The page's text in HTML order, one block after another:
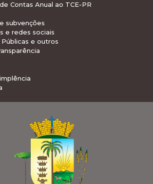
Contas Anual ao TCE-PR
subvenções
e redes sociais
e outros